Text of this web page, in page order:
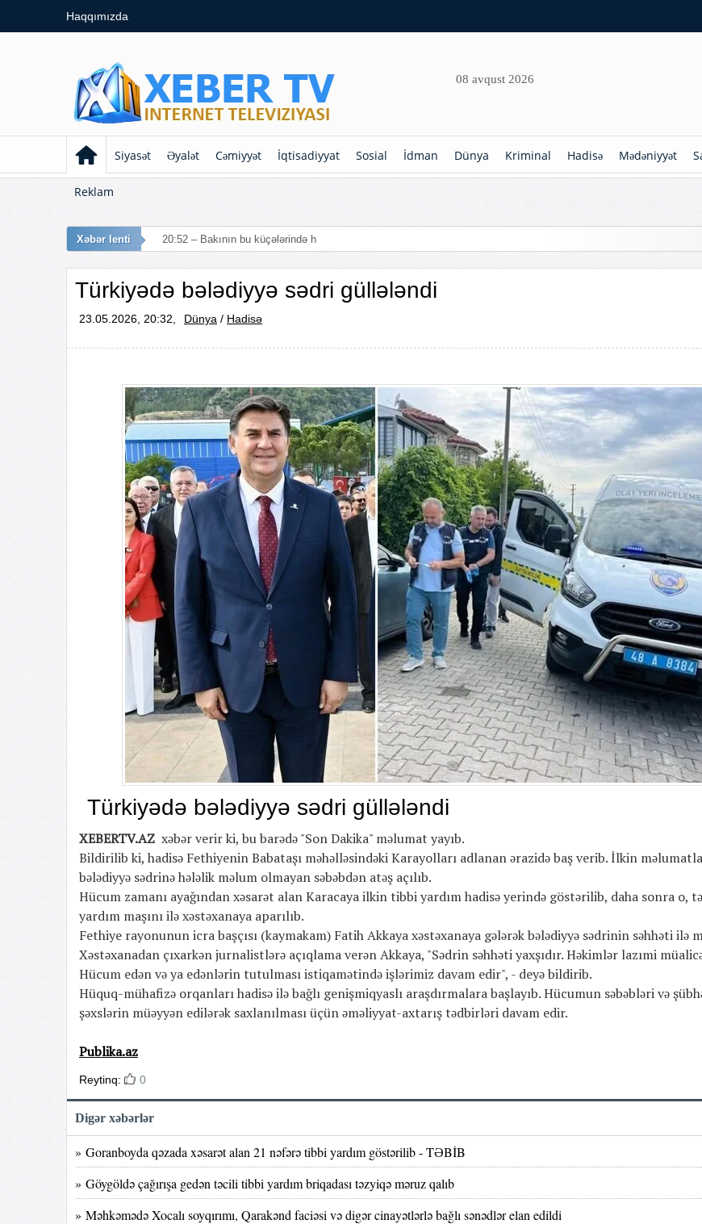
Haqqımızda
08 avqust 2026
Siyasət Əyalət Cəmiyyət İqtisadiyyat Sosial İdman Dünya Kriminal Hadisə Mədəniyyət
Reklam
Xəbər lenti 20:52 – Bakının bu küçələrində hərəkət məhdudlaşdırılır
Türkiyədə bələdiyyə sədri güllələndi
23.05.2026, 20:32, Dünya / Hadisə
Türkiyədə bələdiyyə sədri güllələndi
XEBERTV.AZ xəbər verir ki, bu barədə "Son Dakika" məlumat yayıb.
Bildirilib ki, hadisə Fethiyenin Babataşı məhəlləsindəki Karayolları adlanan ərazidə baş verib. İlkin
bələdiyyə sədrinə hələlik məlum olmayan səbəbdən atəş açılıb.
Hücum zamanı ayağından xəsarət alan Karacaya ilkin tibbi yardım hadisə yerində göstərilib, daha sonra o,
yardım maşını ilə xəstəxanaya aparılıb.
Fethiye rayonunun icra başçısı (kaymakam) Fatih Akkaya xəstəxanaya gələrək bələdiyyə sədrinin səhhəti ilə
Xəstəxanadan çıxarkən jurnalistlərə açıqlama verən Akkaya, "Sədrin səhhəti yaxşıdır. Həkimlər lazımi
Hücum edən və ya edənlərin tutulması istiqamətində işlərimiz davam edir", - deyə bildirib.
Hüquq-mühafizə orqanları hadisə ilə bağlı genişmiqyaslı araşdırmalara başlayıb. Hücumun səbəbləri və
şəxslərin müəyyən edilərək saxlanılması üçün əməliyyat-axtarış tədbirləri davam edir.
Publika.az
Reytinq: 0
Digər xəbərlər
» Goranboyda qəzada xəsarət alan 21 nəfərə tibbi yardım göstərilib - TƏBİB
» Göygöldə çağırışa gedən təcili tibbi yardım briqadası təzyiqə məruz qalıb
» Məhkəmədə Xocalı soyqırımı, Qarakənd faciəsi və digər cinayətlərlə bağlı sənədlər elan edildi